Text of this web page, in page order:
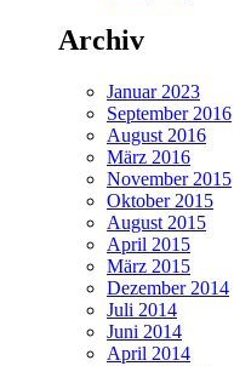
Archiv
Januar 2023
September 2016
August 2016
März 2016
November 2015
Oktober 2015
August 2015
April 2015
März 2015
Dezember 2014
Juli 2014
Juni 2014
April 2014